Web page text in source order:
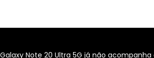
Note 20 Ultra 5G já não